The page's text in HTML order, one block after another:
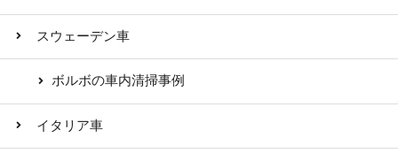
スウェーデン車
ボルボの車内清掃事例
イタリア車